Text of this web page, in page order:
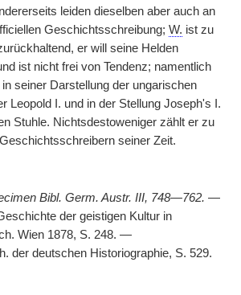
leiden dieselben aber auch an
Geschichtsschreibung; W. ist zu
er will seine Helden
ist nicht frei von Tendenz; namentlich
seiner Darstellung der ungarischen
Leopold I. und in der Stellung Joseph's I.
Stuhle. Nichtsdestoweniger zählt er zu
seiner Zeit.
Bibl. Germ. Austr. III, 748—762. —
der geistigen Kultur in
Wien 1878, S. 248. —
der deutschen Historiographie, S. 529.